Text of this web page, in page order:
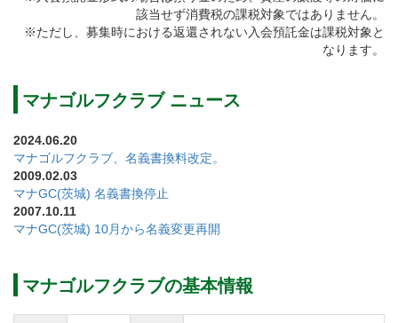
各ホールには樹木が豊富に配されているので春は桜の
す。
め気持ちの良くクラブを振ることができます。
マナゴルフクラブのコース設計・監修はプロゴルファ
ーの石井富士夫氏が手掛けました。
フェアウェイ上の立木や池、グリーン周りのバンカー
OUTコースはティーグラウンドからグリーンが望める
ホールが多いため、スコアがまとめやすくなっていま
該当せず消費税の課税対象ではありません。
※ただし、募集時における返還されない入会預託金は課税対象と
なります。
マナゴルフクラブ ニュース
2024.06.20
マナゴルフクラブ、名義書換料改定。
2009.02.03
マナGC(茨城) 名義書換停止
2007.10.11
マナGC(茨城) 10月から名義変更再開
マナゴルフクラブの基本情報